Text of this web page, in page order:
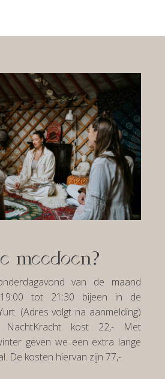
meedoen?
van de maand
tot 21:30 bijeen in de
(Adres volgt na aanmelding)
kost 22,- Met
geven we een extra lange
De kosten hiervan zijn 77,-